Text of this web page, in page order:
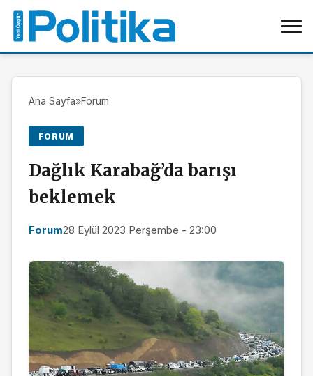
Ana Sayfa»Forum
FORUM
Dağlık Karabağ’da barışı
beklemek
Forum28 Eylül 2023 Perşembe - 23:00